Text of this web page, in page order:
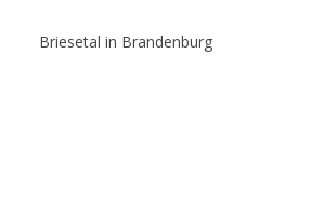
Briesetal in Brandenburg